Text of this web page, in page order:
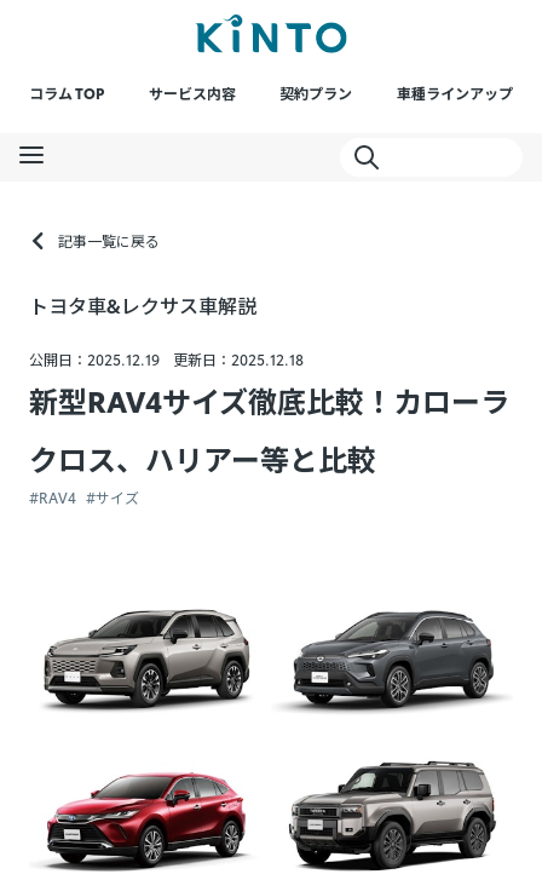
コラム TOP サービス内容 契約プラン 車種ラインアップ
記事一覧に戻る
トヨタ車&レクサス車解説
公開日：2025.12.19 更新日：2025.12.18
新型RAV4サイズ徹底比較！カローラ
クロス、ハリアー等と比較
#RAV4 #サイズ